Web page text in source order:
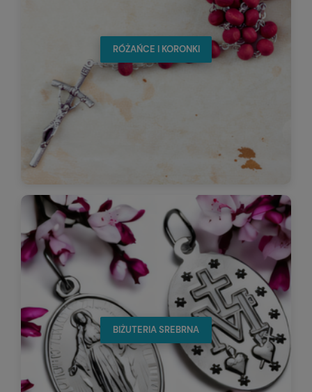
RÓŻAŃCE I KORONKI
BIŻUTERIA SREBRNA